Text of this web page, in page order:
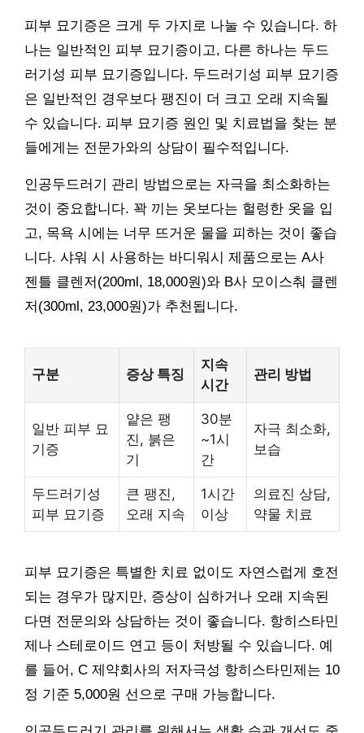
피부 묘기증은 크게 두 가지로 나눌 수 있습니다. 하
나는 일반적인 피부 묘기증이고, 다른 하나는 두드
러기성 피부 묘기증입니다. 두드러기성 피부 묘기증
은 일반적인 경우보다 팽진이 더 크고 오래 지속될
수 있습니다. 피부 묘기증 원인 및 치료법을 찾는 분
들에게는 전문가와의 상담이 필수적입니다.
인공두드러기 관리 방법으로는 자극을 최소화하는
것이 중요합니다. 꽉 끼는 옷보다는 헐렁한 옷을 입
고, 목욕 시에는 너무 뜨거운 물을 피하는 것이 좋습
니다. 샤워 시 사용하는 바디워시 제품으로는 A사
젠틀 클렌저(200ml, 18,000원)와 B사 모이스춰 클렌
저(300ml, 23,000원)가 추천됩니다.
구분 증상 특징
지속
시간
관리 방법
일반 피부 묘
기증
얕은 팽
진, 붉은
기
30분
~1시
간
자극 최소화,
보습
두드러기성
피부 묘기증
큰 팽진,
오래 지속
1시간
이상
의료진 상담,
약물 치료
피부 묘기증은 특별한 치료 없이도 자연스럽게 호전
되는 경우가 많지만, 증상이 심하거나 오래 지속된
다면 전문의와 상담하는 것이 좋습니다. 항히스타민
제나 스테로이드 연고 등이 처방될 수 있습니다. 예
를 들어, C 제약회사의 저자극성 항히스타민제는 10
정 기준 5,000원 선으로 구매 가능합니다.